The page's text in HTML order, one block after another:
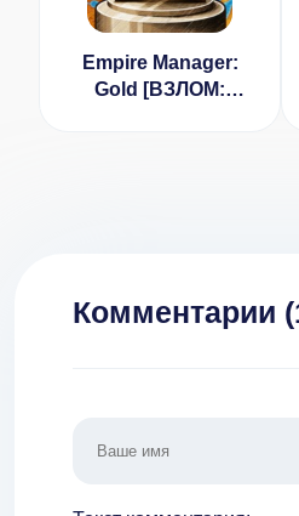
Empire Manager:
Gold [ВЗЛОМ:
Комментарии (